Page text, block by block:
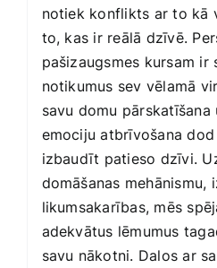
notiek konflikts ar to kā
to, kas ir reālā dzīvē.
pašizaugsmes kursam
notikumus sev vēlamā
savu domu pārskatīšana
emociju atbrīvošana
izbaudīt patieso dzīvi.
domāšanas mehānismu,
likumsakarības, mēs
adekvātus lēmumus
savu nākotni. Dalos ar